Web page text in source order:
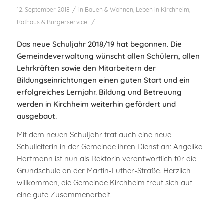
12. September 2018 / in Bauen & Wohnen Leben in Kirchheim
Rathaus & Bürgerservice
/
Das neue Schuljahr 2018/19 hat begonnen. Die
Gemeindeverwaltung wünscht allen Schülern, allen
Lehrkräften sowie den Mitarbeitern der
Bildungseinrichtungen einen guten Start und ein
erfolgreiches Lernjahr. Bildung und Betreuung
werden in Kirchheim weiterhin gefördert und
ausgebaut.
Mit dem neuen Schuljahr trat auch eine neue
Schulleiterin in der Gemeinde ihren Dienst an: Angelika
Hartmann ist nun als Rektorin verantwortlich für die
Grundschule an der Martin-Luther-Straße. Herzlich
willkommen, die Gemeinde Kirchheim freut sich auf
eine gute Zusammenarbeit.